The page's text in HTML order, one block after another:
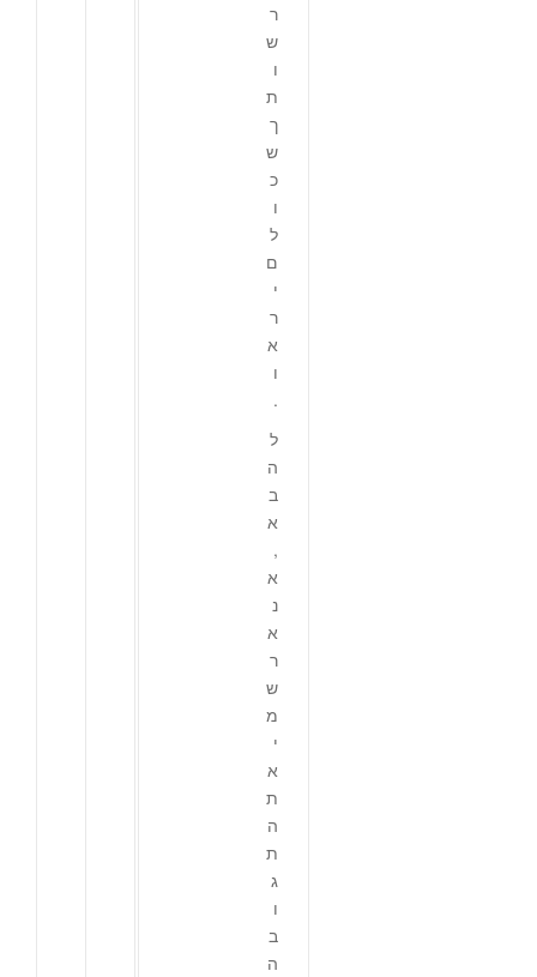
ר
ש
ו
ת
ך
ש
כ
ו
ל
ם
י
ר
א
ו
.
ל
ה
ב
א
,
א
נ
א
ר
ש
מ
י
א
ת
ה
ת
ג
ו
ב
ה